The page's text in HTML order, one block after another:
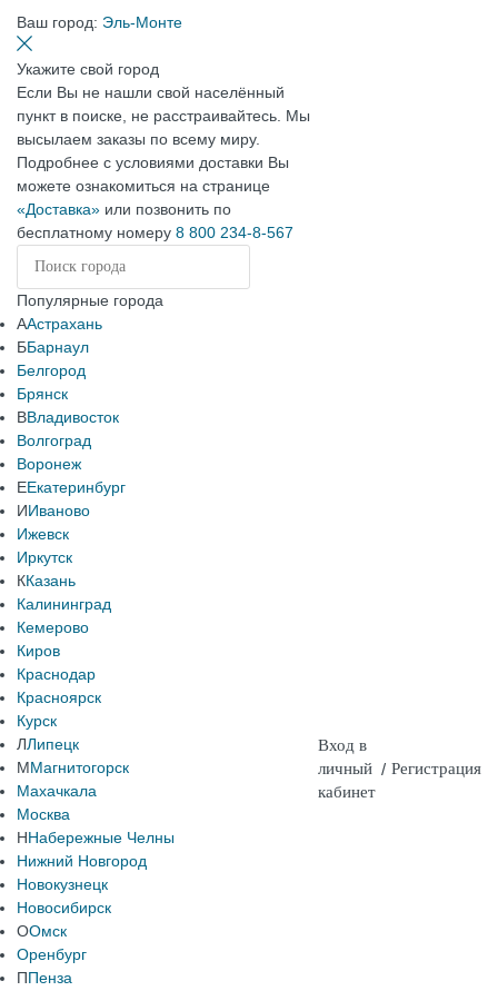
Ваш город: Эль-Монте
Укажите свой город
Если Вы не нашли свой населённый
пункт в поиске, не расстраивайтесь. Мы
высылаем заказы по всему миру.
Подробнее с условиями доставки Вы
можете ознакомиться на странице
«Доставка» или позвонить по
бесплатному номеру 8 800 234-8-567
Популярные города
ААстрахань
ББарнаул
Белгород
Брянск
ВВладивосток
Волгоград
Воронеж
ЕЕкатеринбург
ИИваново
Ижевск
Иркутск
ККазань
Калининград
Кемерово
Киров
Краснодар
Красноярск
Курск
ЛЛипецк
ММагнитогорск
Махачкала
Москва
ННабережные Челны
Нижний Новгород
Новокузнецк
Новосибирск
ООмск
Оренбург
ППенза
Вход в
личный
кабинет
/ Регистрация